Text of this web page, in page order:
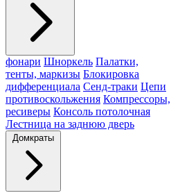
фонари Шноркель Палатки,
тенты, маркизы Блокировка
дифференциала Сенд-траки Цепи
противоскольжения Компрессоры,
ресиверы Консоль потолочная
Лестница на заднюю дверь
Домкраты